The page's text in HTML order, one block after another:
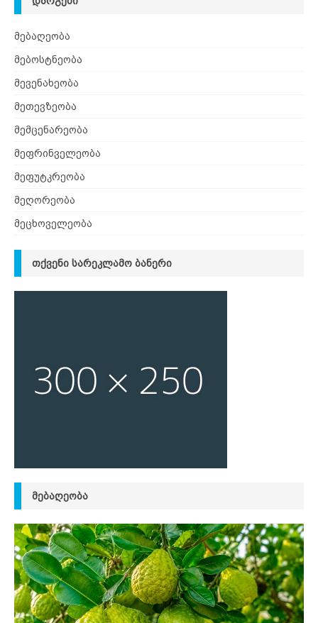
მებაღეობა
მებოსტნეობა
მევენახეობა
მეთევზეობა
მემცენარეობა
მეფრინველეობა
მეფუტკრეობა
მეღორეობა
მეცხოველეობა
ᲗᲥᲕᲔᲜᲘ ᲡᲐᲠᲔᲙᲚᲐᲛᲝ ᲑᲐᲜᲔᲠᲘ
ᲛᲔᲑᲐᲦᲔᲝᲑᲐ